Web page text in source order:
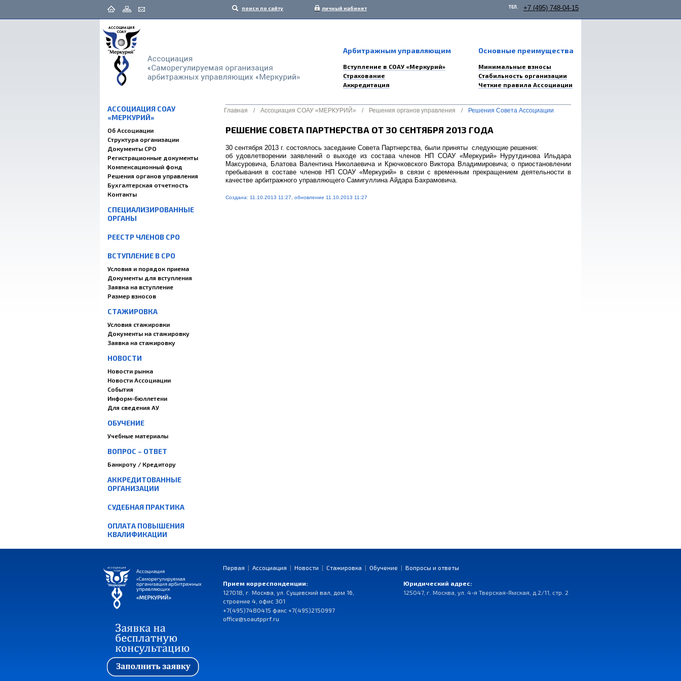
поиск по сайту личный кабинет ТЕЛ. +7 (495) 748-04-15
Арбитражным управляющим
Вступление в СОАУ «Меркурий»
Страхование
Аккредитация
Основные преимущества
Минимальные взносы
Стабильность организации
Четкие правила Ассоциации
АССОЦИАЦИЯ СОАУ
«МЕРКУРИЙ»
Об Ассоциации
Структура организации
Документы СРО
Регистрационные документы
Компенсационный фонд
Решения органов управления
Бухгалтерская отчетность
Контакты
СПЕЦИАЛИЗИРОВАННЫЕ
ОРГАНЫ
РЕЕСТР ЧЛЕНОВ СРО
ВСТУПЛЕНИЕ В СРО
Условия и порядок приема
Документы для вступления
Заявка на вступление
Размер взносов
СТАЖИРОВКА
Условия стажировки
Документы на стажировку
Заявка на стажировку
НОВОСТИ
Новости рынка
Новости Ассоциации
События
Информ-бюллетени
Для сведения АУ
ОБУЧЕНИЕ
Учебные материалы
ВОПРОС – ОТВЕТ
Банкроту / Кредитору
АККРЕДИТОВАННЫЕ
ОРГАНИЗАЦИИ
СУДЕБНАЯ ПРАКТИКА
ОПЛАТА ПОВЫШЕНИЯ
КВАЛИФИКАЦИИ
Главная / Ассоциация СОАУ «МЕРКУРИЙ» / Решения органов управления / Решения Совета Ассоциации
РЕШЕНИЕ СОВЕТА ПАРТНЕРСТВА ОТ 30 СЕНТЯБРЯ 2013 ГОДА
30 сентября 2013 г. состоялось заседание Совета Партнерства, были приняты следующие решения:
об удовлетворении заявлений о выходе из состава членов НП СОАУ «Меркурий» Нурутдинова Ильдара
Максуровича, Блатова Валентина Николаевича и Крючковского Виктора Владимировича; о приостановлении
пребывания в составе членов НП СОАУ «Меркурий» в связи с временным прекращением деятельности в
качестве арбитражного управляющего Самигуллина Айдара Бахрамовича.
Создана: 11.10.2013 11:27, обновление 11.10.2013 11:27
Первая | Ассоциация | Новости | Стажировка | Обучение | Вопросы и ответы
Прием корреспонденции:
127018, г. Москва, ул. Сущевский вал, дом 16,
строение 4, офис 301
+7(495)7480415 факс +7(495)2150997
office@soautpprf.ru
Юридический адрес:
125047, г. Москва, ул. 4-я Тверская-Ямская, д.2/11, стр. 2